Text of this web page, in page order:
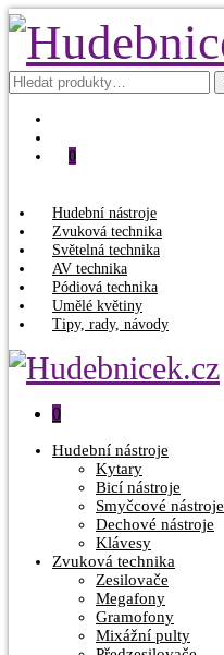
Hledat:
0
Hudební nástroje
Zvuková technika
Světelná technika
AV technika
Pódiová technika
Umělé květiny
Tipy, rady, návody
0
Hudební nástroje
Kytary
Bicí nástroje
Smyčcové nástroje
Dechové nástroje
Klávesy
Zvuková technika
Zesilovače
Megafony
Gramofony
Mixážní pulty